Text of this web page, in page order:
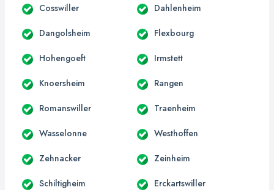
Cosswiller Dahlenheim
Dangolsheim Flexbourg
Hohengoeft Irmstett
Knoersheim Rangen
Romanswiller Traenheim
Wasselonne Westhoffen
Zehnacker Zeinheim
Schiltigheim Erckartswiller